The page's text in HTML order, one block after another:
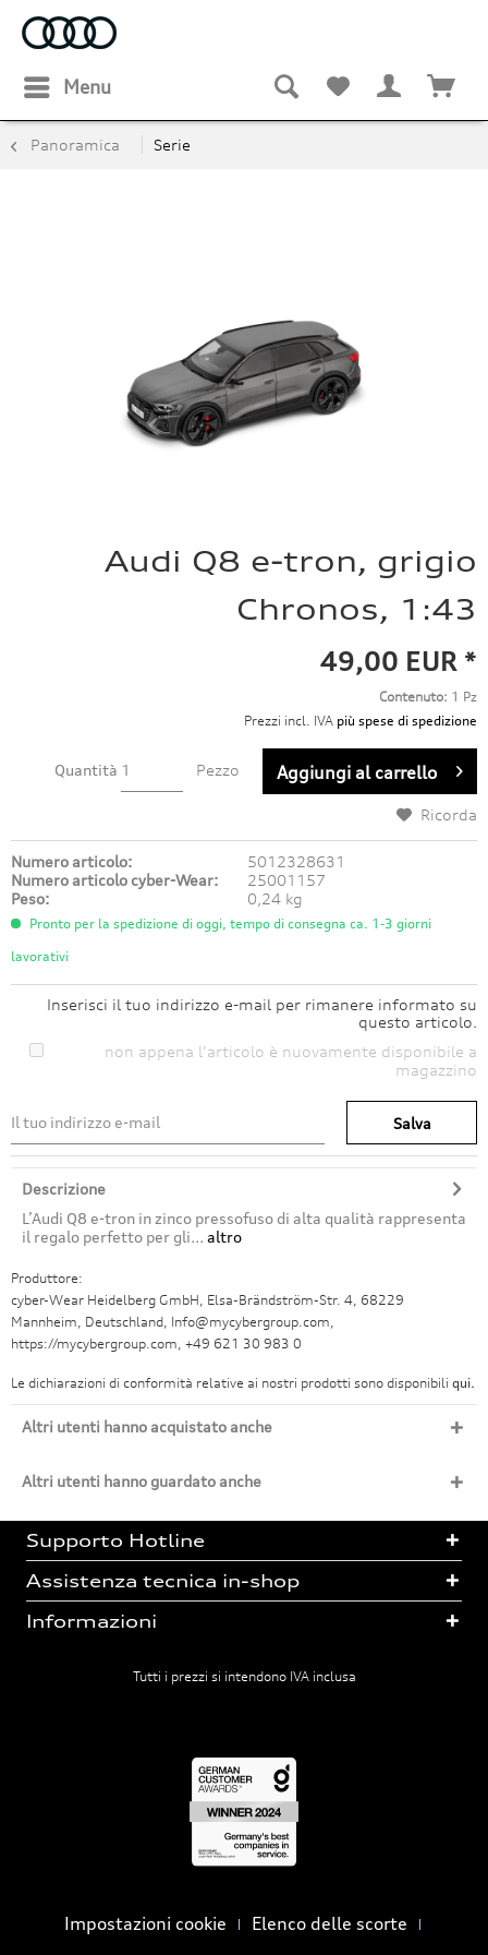
Menu
Panoramica Serie
Audi Q8 e-tron, grigio
Chronos, 1:43
49,00 EUR *
Contenuto: 1 Pz
Prezzi incl. IVA più spese di spedizione
Quantità Pezzo Aggiungi al carrello
Ricorda
Numero articolo:
5012328631
Numero articolo cyber-Wear:
25001157
Peso:
0,24 kg
Pronto per la spedizione di oggi, tempo di consegna ca. 1-3 giorni
lavorativi
Inserisci il tuo indirizzo e-mail per rimanere informato su
questo articolo.
non appena l’articolo è nuovamente disponibile a
magazzino
Salva
Descrizione
L’Audi Q8 e-tron in zinco pressofuso di alta qualità rappresenta
il regalo perfetto per gli... altro
Produttore:
cyber-Wear Heidelberg GmbH, Elsa-Brändström-Str. 4, 68229
Mannheim, Deutschland, Info@mycybergroup.com,
https://mycybergroup.com, +49 621 30 983 0
Le dichiarazioni di conformità relative ai nostri prodotti sono disponibili qui.
Altri utenti hanno acquistato anche
Altri utenti hanno guardato anche
Supporto Hotline
Assistenza tecnica in-shop
Informazioni
Tutti i prezzi si intendono IVA inclusa
Impostazioni cookie Elenco delle scorte